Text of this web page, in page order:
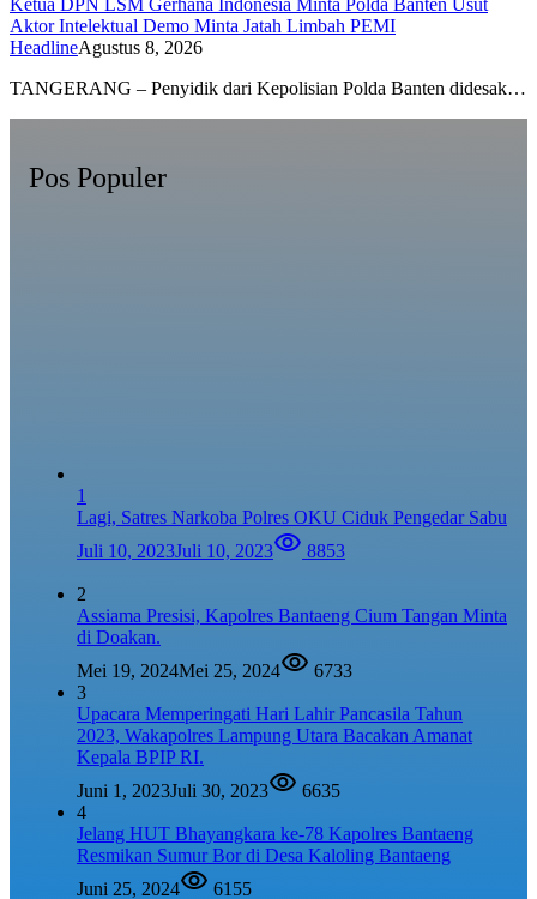
Aktor Intelektual Demo Minta Jatah Limbah PEMI
HeadlineAgustus 8, 2026
TANGERANG – Penyidik dari Kepolisian Polda Banten didesak…
Pos Populer
1
Lagi, Satres Narkoba Polres OKU Ciduk Pengedar Sabu
Juli 10, 2023Juli 10, 2023 8853
2
Assiama Presisi, Kapolres Bantaeng Cium Tangan Minta
di Doakan.
Mei 19, 2024Mei 25, 2024
6733
3
Upacara Memperingati Hari Lahir Pancasila Tahun
2023, Wakapolres Lampung Utara Bacakan Amanat
Kepala BPIP RI.
Juni 1, 2023Juli 30, 2023
6635
4
Jelang HUT Bhayangkara ke-78 Kapolres Bantaeng
Resmikan Sumur Bor di Desa Kaloling Bantaeng
Juni 25, 2024
6155